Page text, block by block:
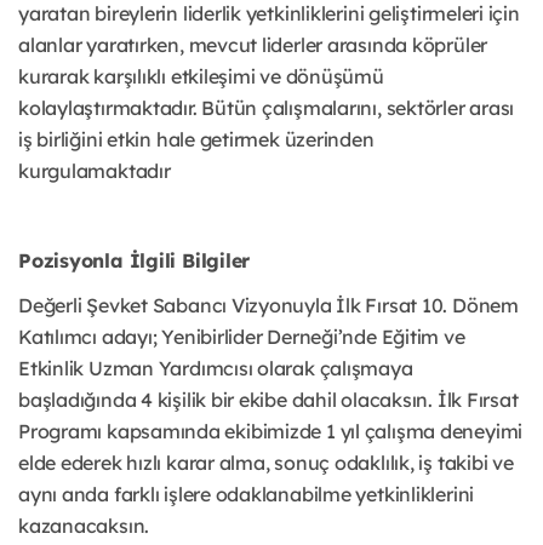
yaratan bireylerin liderlik yetkinliklerini geliştirmeleri için
alanlar yaratırken, mevcut liderler arasında köprüler
kurarak karşılıklı etkileşimi ve dönüşümü
kolaylaştırmaktadır. Bütün çalışmalarını, sektörler arası
iş birliğini etkin hale getirmek üzerinden
kurgulamaktadır
Pozisyonla İlgili Bilgiler
Değerli Şevket Sabancı Vizyonuyla İlk Fırsat 10. Dönem
Katılımcı adayı; Yenibirlider Derneği’nde Eğitim ve
Etkinlik Uzman Yardımcısı olarak çalışmaya
başladığında 4 kişilik bir ekibe dahil olacaksın. İlk Fırsat
Programı kapsamında ekibimizde 1 yıl çalışma deneyimi
elde ederek hızlı karar alma, sonuç odaklılık, iş takibi ve
aynı anda farklı işlere odaklanabilme yetkinliklerini
kazanacaksın.